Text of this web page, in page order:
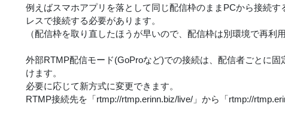
例えばスマホアプリを落として同じ配信枠のままPCから接続
レスで接続する必要があります。
（配信枠を取り直したほうが早いので、配信枠は別環境で再利
外部RTMP配信モード(GoProなど)での接続は、配信者ごとに
けます。
必要に応じて新方式に変更できます。
RTMP接続先を「rtmp://rtmp.erinn.biz/live/」から「rtmp://